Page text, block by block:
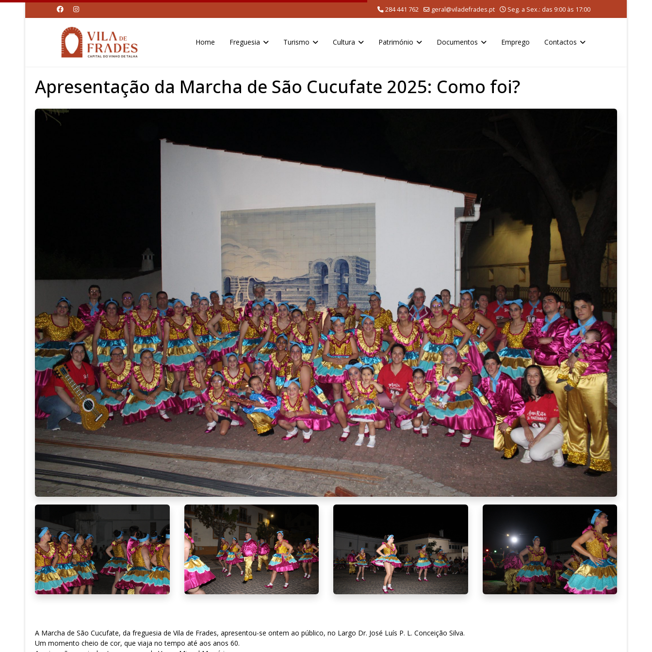
284 441 762 geral@viladefrades.pt Seg. a Sex.: das 9:00 às 17:00
Home Freguesia Turismo Cultura Património Documentos Emprego Contactos
Apresentação da Marcha de São Cucufate 2025: Como foi?
A Marcha de São Cucufate, da freguesia de Vila de Frades, apresentou-se ontem ao público, no Largo Dr. José Luís P. L. Conceição Silva.
Um momento cheio de cor, que viaja no tempo até aos anos 60.